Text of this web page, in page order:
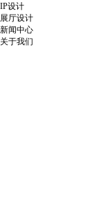
IP设计
展厅设计
新闻中心
关于我们